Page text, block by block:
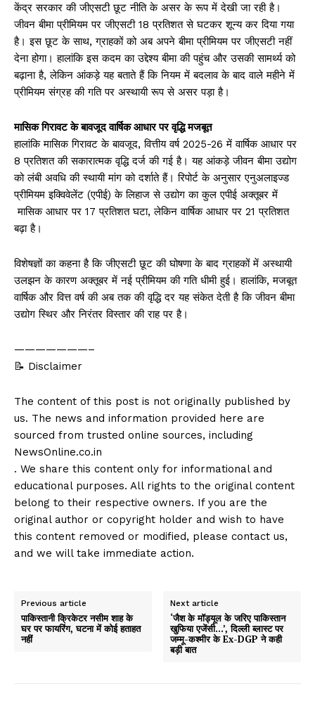
केंद्र सरकार की जीएसटी छूट नीति के असर के रूप में देखी जा रही है।
जीवन बीमा प्रीमियम पर जीएसटी 18 प्रतिशत से घटकर शून्य कर दिया गया
है। इस छूट के साथ, ग्राहकों को अब अपने बीमा प्रीमियम पर जीएसटी नहीं
देना होगा। हालांकि इस कदम का उद्देश्य बीमा की पहुंच और उसकी सामर्थ्य को
बढ़ाना है, लेकिन आंकड़े यह बताते हैं कि नियम में बदलाव के बाद वाले महीने में
प्रीमियम संग्रह की गति पर अस्थायी रूप से असर पड़ा है।
मासिक गिरावट के बावजूद वार्षिक आधार पर वृद्धि मजबूत
हालांकि मासिक गिरावट के बावजूद, वित्तीय वर्ष 2025-26 में वार्षिक आधार पर
8 प्रतिशत की सकारात्मक वृद्धि दर्ज की गई है। यह आंकड़े जीवन बीमा उद्योग
को लंबी अवधि की स्थायी मांग को दर्शाते हैं। रिपोर्ट के अनुसार एनुअलाइज्ड
प्रीमियम इक्विवेलेंट (एपीई) के लिहाज से उद्योग का कुल एपीई अक्तूबर में
मासिक आधार पर 17 प्रतिशत घटा, लेकिन वार्षिक आधार पर 21 प्रतिशत
बढ़ा है।
विशेषज्ञों का कहना है कि जीएसटी छूट की घोषणा के बाद ग्राहकों में अस्थायी
उलझन के कारण अक्तूबर में नई प्रीमियम की गति धीमी हुई। हालांकि, मजबूत
वार्षिक और वित्त वर्ष की अब तक की वृद्धि दर यह संकेत देती है कि जीवन बीमा
उद्योग स्थिर और निरंतर विस्तार की राह पर है।
———————–
📝 Disclaimer
The content of this post is not originally published by
us. The news and information provided here are
sourced from trusted online sources, including
NewsOnline.co.in
. We share this content only for informational and
educational purposes. All rights to the original content
belong to their respective owners. If you are the
original author or copyright holder and wish to have
this content removed or modified, please contact us,
and we will take immediate action.
Previous article
पाकिस्तानी क्रिकेटर नसीम शाह के
घर पर फायरिंग, घटना में कोई हताहत
नहीं
Next article
‘जैश के मॉड्यूल के जरिए पाकिस्तान
खुफिया एजेंसी…’, दिल्ली ब्लास्ट पर
जम्मू-कश्मीर के Ex-DGP ने कही
बड़ी बात